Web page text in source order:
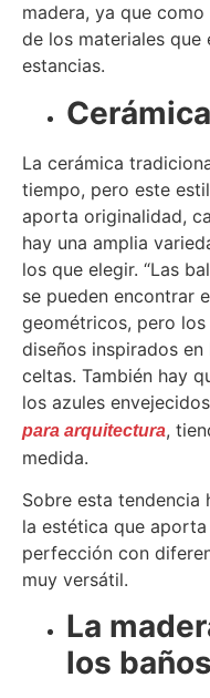
madera, ya que
de los materiales que
estancias.
La cerámica
tiempo, pero este
aporta originalidad,
hay una amplia
los que elegir. “Las
se pueden encontrar
geométricos, pero
diseños inspirados
celtas. También hay
los azules
para arquitectura,
medida.
Sobre esta tendencia
la estética que
perfección con
muy versátil.
La
los baños